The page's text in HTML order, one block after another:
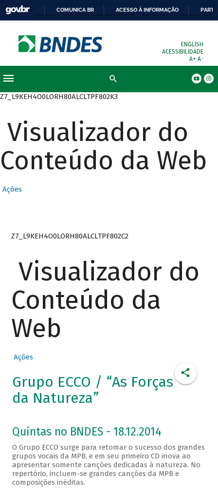
COMUNICA BR ACESSO À INFORMAÇÃO
ENGLISH
ACESSIBILIDADE
A+ A-
Z7_L9KEH4O0LORH80ALCLTPF802K3
Visualizador do
Conteúdo da Web
Ações
Z7_L9KEH4O0LORH80ALCLTPF802C2
Visualizador do
Conteúdo da
Web
Ações
Grupo ECCO / “As Forças
da Natureza”
Quintas no BNDES - 18.12.2014
O Grupo ECCO surge para retomar o sucesso dos grandes
grupos vocais da MPB, e em seu primeiro CD inova ao
apresentar somente canções dedicadas à natureza. No
repertório, incluem-se grandes canções da MPB e
composições inéditas.